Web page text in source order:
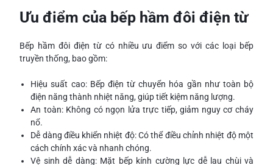
Ưu điểm của bếp hầm đôi điện từ
Bếp hầm đôi điện từ có nhiều ưu điểm so với các loại bếp
truyền thống, bao gồm:
Hiệu suất cao: Bếp điện từ chuyển hóa gần như toàn bộ
điện năng thành nhiệt năng, giúp tiết kiệm năng lượng.
An toàn: Không có ngọn lửa trực tiếp, giảm nguy cơ cháy
nổ.
Dễ dàng điều khiển nhiệt độ: Có thể điều chỉnh nhiệt độ một
cách chính xác và nhanh chóng.
Vệ sinh dễ dàng: Mặt bếp kính cường lực dễ lau chùi và